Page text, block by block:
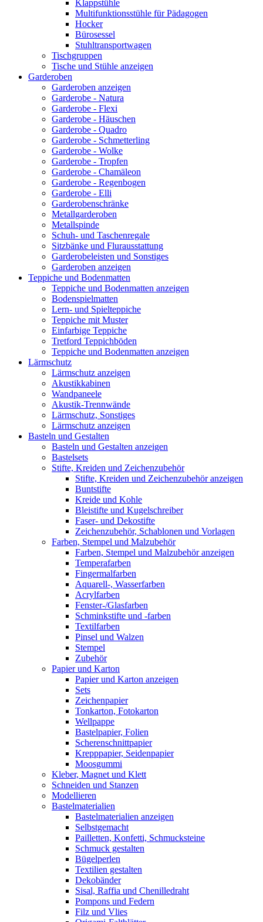
Klappstühle
Multifunktionsstühle für Pädagogen
Hocker
Bürosessel
Stuhltransportwagen
Tischgruppen
Tische und Stühle anzeigen
Garderoben
Garderoben anzeigen
Garderobe - Natura
Garderobe - Flexi
Garderobe - Häuschen
Garderobe - Quadro
Garderobe - Schmetterling
Garderobe - Wolke
Garderobe - Tropfen
Garderobe - Chamäleon
Garderobe - Regenbogen
Garderobe - Elli
Garderobenschränke
Metallgarderoben
Metallspinde
Schuh- und Taschenregale
Sitzbänke und Flurausstattung
Garderobeleisten und Sonstiges
Garderoben anzeigen
Teppiche und Bodenmatten
Teppiche und Bodenmatten anzeigen
Bodenspielmatten
Lern- und Spielteppiche
Teppiche mit Muster
Einfarbige Teppiche
Tretford Teppichböden
Teppiche und Bodenmatten anzeigen
Lärmschutz
Lärmschutz anzeigen
Akustikkabinen
Wandpaneele
Akustik-Trennwände
Lärmschutz, Sonstiges
Lärmschutz anzeigen
Basteln und Gestalten
Basteln und Gestalten anzeigen
Bastelsets
Stifte, Kreiden und Zeichenzubehör
Stifte, Kreiden und Zeichenzubehör anzeigen
Buntstifte
Kreide und Kohle
Bleistifte und Kugelschreiber
Faser- und Dekostifte
Zeichenzubehör, Schablonen und Vorlagen
Farben, Stempel und Malzubehör
Farben, Stempel und Malzubehör anzeigen
Temperafarben
Fingermalfarben
Aquarell-, Wasserfarben
Acrylfarben
Fenster-/Glasfarben
Schminkstifte und -farben
Textilfarben
Pinsel und Walzen
Stempel
Zubehör
Papier und Karton
Papier und Karton anzeigen
Sets
Zeichenpapier
Tonkarton, Fotokarton
Wellpappe
Bastelpapier, Folien
Scherenschnittpapier
Krepppapier, Seidenpapier
Moosgummi
Kleber, Magnet und Klett
Schneiden und Stanzen
Modellieren
Bastelmaterialien
Bastelmaterialien anzeigen
Selbstgemacht
Pailletten, Konfetti, Schmucksteine
Schmuck gestalten
Bügelperlen
Textilien gestalten
Dekobänder
Sisal, Raffia und Chenilledraht
Pompons und Federn
Filz und Vlies